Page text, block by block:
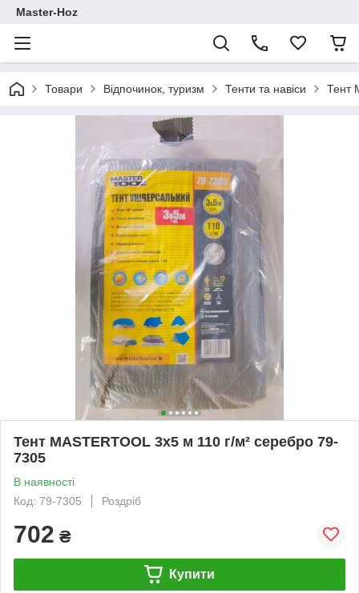
Master-Hoz
Товари Відпочинок, туризм Тенти та навіси Тент
Тент MASTERTOOL 3х5 м 110 г/м² серебро 79-
7305
В наявності
Код: 79-7305
Роздріб
702 ₴
Купити